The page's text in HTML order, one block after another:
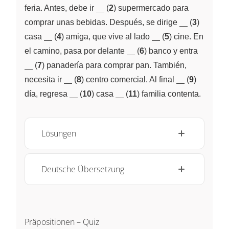
feria. Antes, debe ir
\underline{~\;~}
(2) supermercado para
comprar unas bebidas. Después, se dirige
(3)
casa
\underline{~\;~}
(4) amiga, que vive al lado \underline{~\;~}
(5) cine. En
el camino, pasa por delante
\underline{~\;~}
(6) banco y entra
(7) panadería para comprar pan. También,
necesita ir
\underline{~\;~}
(8) centro comercial. Al final (9)
día, regresa
\underline{~\;~}
(10) casa \underline{~\;~}
(11) familia contenta.
Lösungen
Deutsche Übersetzung
Präpositionen – Quiz